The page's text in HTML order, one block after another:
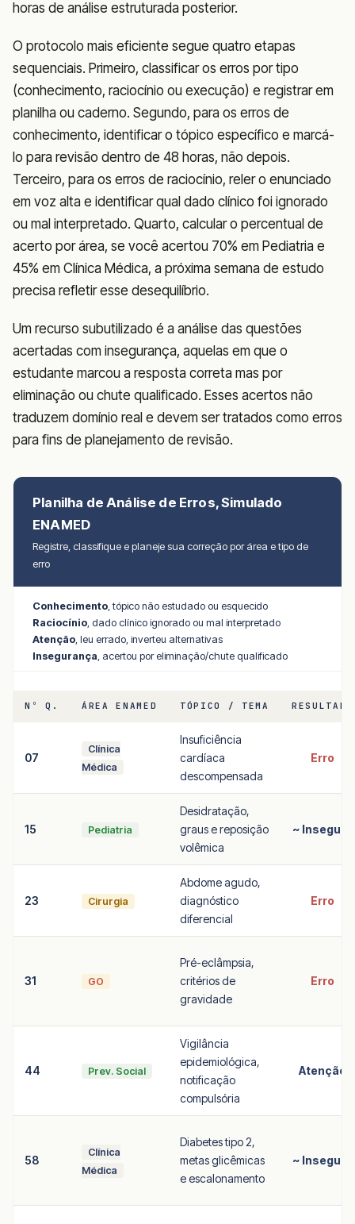
horas de análise estruturada posterior.
O protocolo mais eficiente segue quatro etapas
sequenciais. Primeiro, classificar os erros por tipo
(conhecimento, raciocínio ou execução) e registrar em
planilha ou caderno. Segundo, para os erros de
conhecimento, identificar o tópico específico e marcá-
lo para revisão dentro de 48 horas, não depois.
Terceiro, para os erros de raciocínio, reler o enunciado
em voz alta e identificar qual dado clínico foi ignorado
ou mal interpretado. Quarto, calcular o percentual de
acerto por área, se você acertou 70% em Pediatria e
45% em Clínica Médica, a próxima semana de estudo
precisa refletir esse desequilíbrio.
Um recurso subutilizado é a análise das questões
acertadas com insegurança, aquelas em que o
estudante marcou a resposta correta mas por
eliminação ou chute qualificado. Esses acertos não
traduzem domínio real e devem ser tratados como erros
para fins de planejamento de revisão.
Planilha de Análise de Erros, Simulado
ENAMED
Registre, classifique e planeje sua correção por área e tipo de
erro
Conhecimento , tópico não estudado ou esquecido
Raciocínio , dado clínico ignorado ou mal interpretado
Atenção , leu errado, inverteu alternativas
Insegurança , acertou por eliminação/chute qualificado
Nº Q. ÁREA ENAMED TÓPICO / TEMA RESULTADO
07
Clínica
Médica
Insuficiência
cardíaca
descompensada
Erro
15 Pediatria
Desidratação,
graus e reposição
volêmica
~ Inseguro
23 Cirurgia
Abdome agudo,
diagnóstico
diferencial
Erro
31 GO
Pré-eclâmpsia,
critérios de
gravidade
Erro
44 Prev. Social
Vigilância
epidemiológica,
notificação
compulsória
Atenção
58
Clínica
Médica
Diabetes tipo 2,
metas glicêmicas
e escalonamento
~ Inseguro